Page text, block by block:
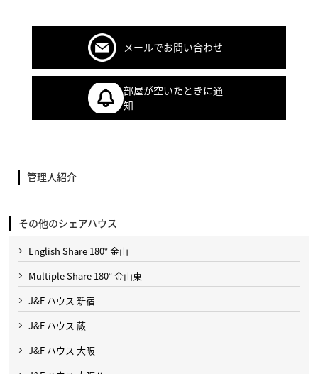
メールでお問い合わせ
部屋が空いたときに通
知
管理人紹介
その他のシェアハウス
English Share 180° 金山
Multiple Share 180° 金山東
J&F ハウス 新宿
J&F ハウス 蕨
J&F ハウス 大阪